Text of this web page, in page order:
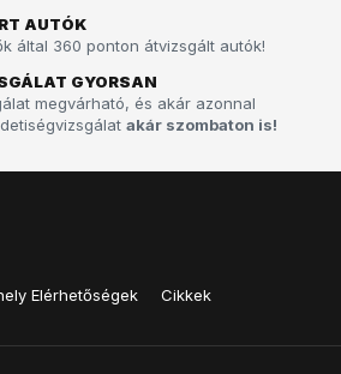
AUTÓK
által 360 ponton átvizsgált autók!
GYORSAN
megvárható, és akár azonnal
akár szombaton is!
Elérhetőségek Cikkek